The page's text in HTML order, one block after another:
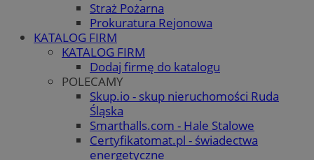
Straż Pożarna
Prokuratura Rejonowa
KATALOG FIRM
KATALOG FIRM
Dodaj firmę do katalogu
POLECAMY
Skup.io - skup nieruchomości Ruda
Śląska
Smarthalls.com - Hale Stalowe
Certyfikatomat.pl - świadectwa
energetyczne